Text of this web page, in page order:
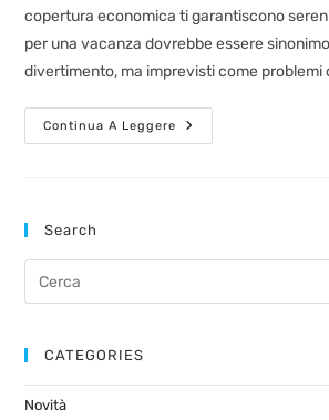
copertura economica ti garantiscono
per una vacanza dovrebbe essere
divertimento, ma imprevisti come problemi
Continua A Leggere
Search
CATEGORIES
Novità